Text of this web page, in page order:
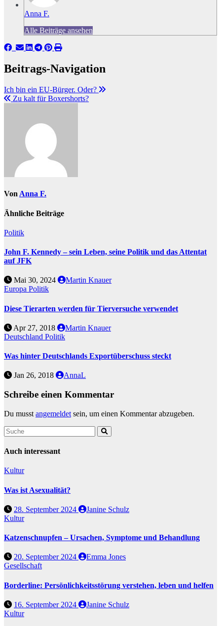
Anna F.
Alle Beiträge ansehen
Beitrags-Navigation
Ich bin ein EU-Bürger. Oder?
Zu kalt für Boxershorts?
Von Anna F.
Ähnliche Beiträge
Politik
John F. Kennedy – sein Leben, seine Politik und das Attentat
auf JFK
Mai 30, 2024
Martin Knauer
Europa Politik
Diese Tierarten werden für Tierversuche verwendet
Apr 27, 2018
Martin Knauer
Deutschland Politik
Was hinter Deutschlands Exportüberschuss steckt
Jan 26, 2018 AnnaL
Schreibe einen Kommentar
Du musst angemeldet sein, um einen Kommentar abzugeben.
Auch interessant
Kultur
Was ist Asexualität?
28. September 2024
Janine Schulz
Kultur
Katzenschnupfen – Ursachen, Symptome und Behandlung
20. September 2024
Emma Jones
Gesellschaft
Borderline: Persönlichkeitsstörung verstehen, leben und helfen
16. September 2024
Janine Schulz
Kultur